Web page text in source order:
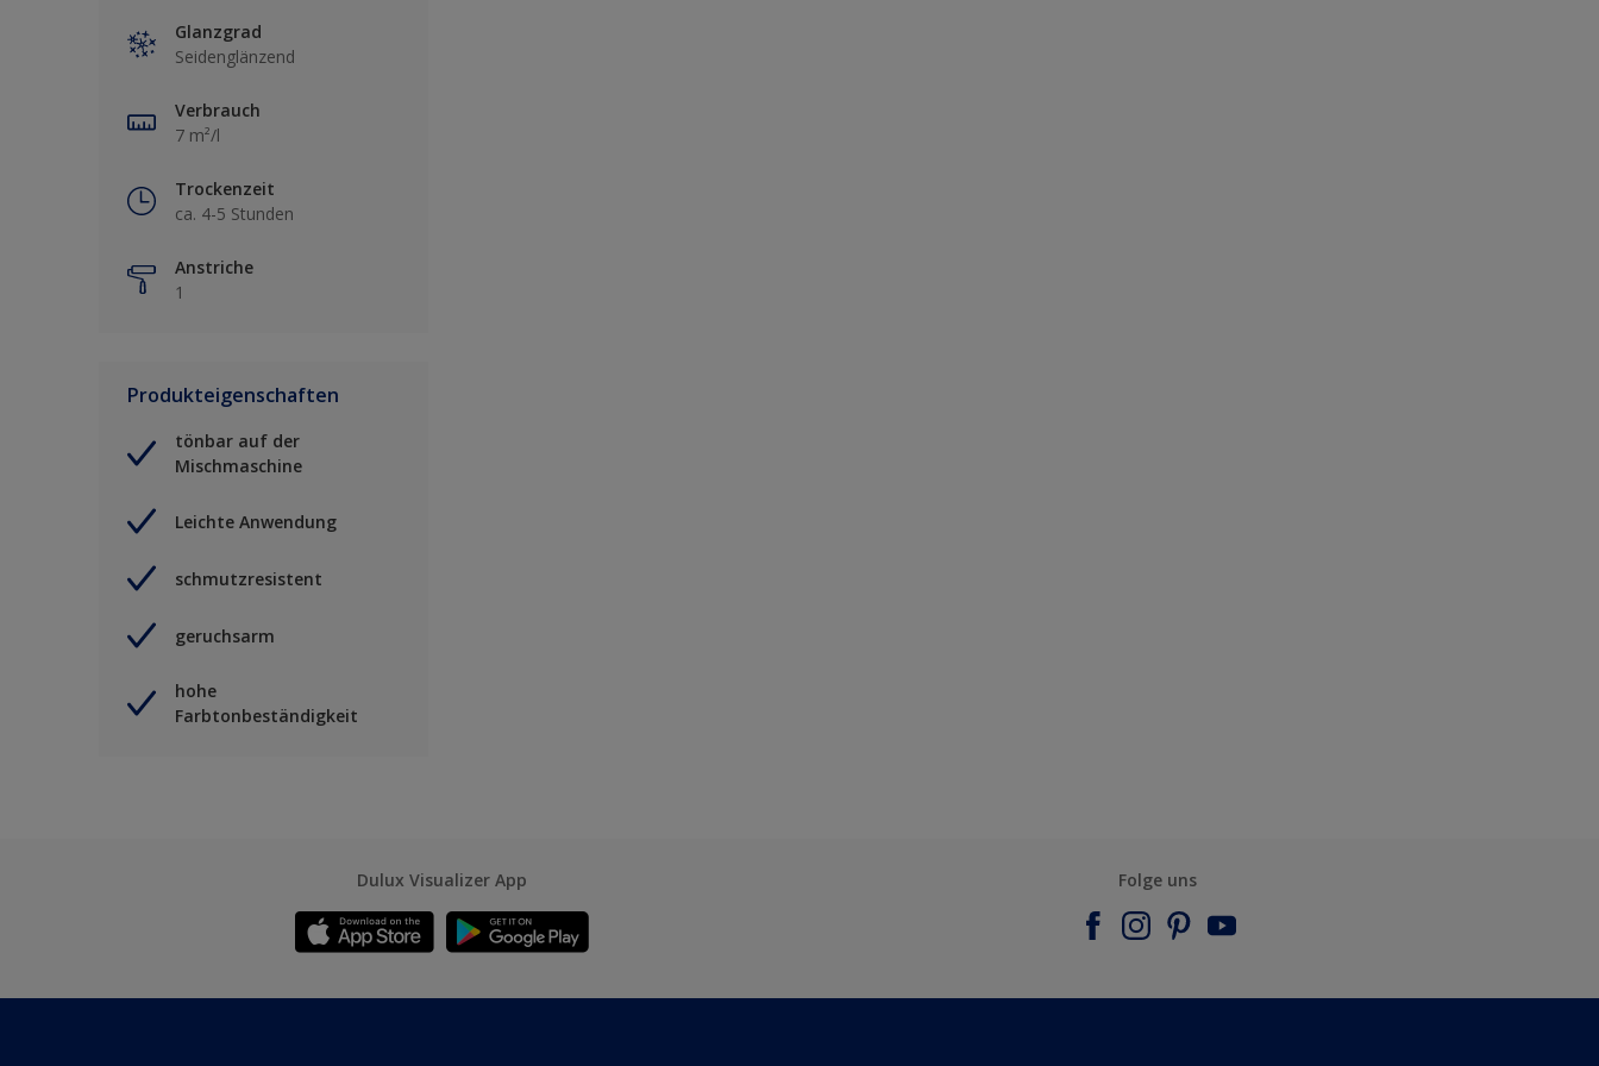
Glanzgrad
Seidenglänzend
Verbrauch
7 m²/l
Trockenzeit
ca. 4-5 Stunden
Anstriche
1
Produkteigenschaften
tönbar auf der
Mischmaschine
Leichte Anwendung
schmutzresistent
geruchsarm
hohe
Farbtonbeständigkeit
Dulux Visualizer App Folge uns